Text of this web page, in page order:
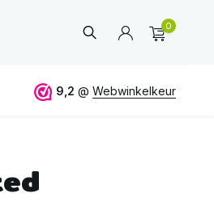
0
vanaf 50€ ALTIJDeerlijk
9,2 @ Webwinkelkeur